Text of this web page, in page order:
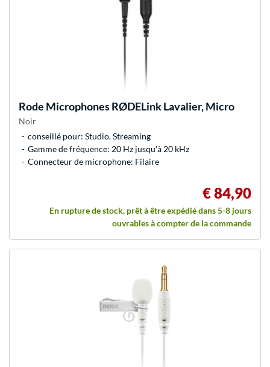
Rode MicrophonesRØDELink Lavalier, Micro
Noir
conseillé pour: Studio, Streaming
Gamme de fréquence: 20 Hz jusqu'à 20 kHz
Connecteur de microphone: Filaire
€ 84,90
En rupture de stock, prêt à être expédié dans 5-8 jours
ouvrables à compter de la commande